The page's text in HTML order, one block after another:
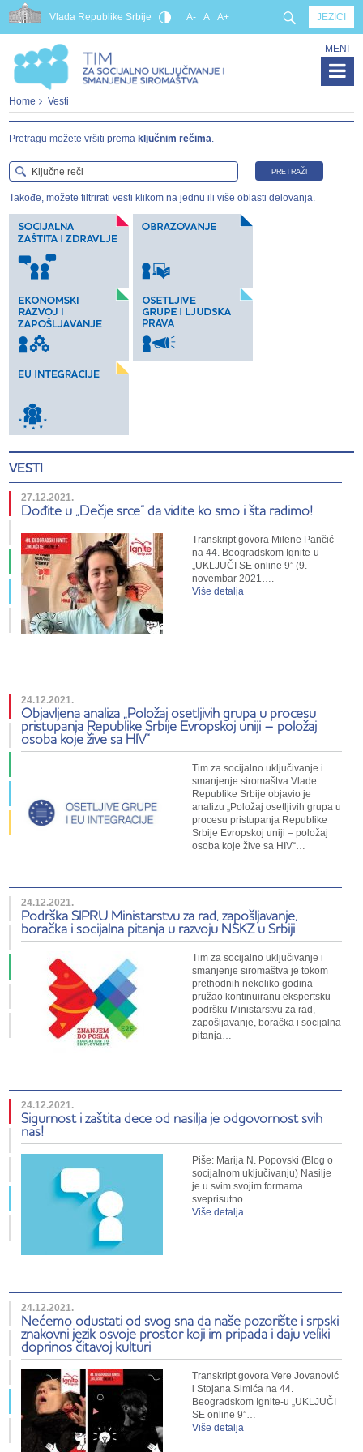
Vlada Republike Srbije JEZICI
A- A A+
MENI
Home Vesti
Pretragu možete vršiti premaključnim rečima
PRETRAŽI
Takođe, možete filtrirati vesti klikom na jednu ili više oblasti delovanja.
VESTI
27.12.2021.
Dođite u „Dečje srce“ da vidite ko smo i šta radimo!
Transkript govora Milene Pančić
na 44. Beogradskom Ignite-u
„UKLJUČI SE online 9” (9.
novembar 2021….
Više detalja
24.12.2021.
Objavljena analiza „Položaj osetljivih grupa u procesu
pristupanja Republike Srbije Evropskoj uniji – položaj
osoba koje žive sa HIV“
Tim za socijalno uključivanje i
smanjenje siromaštva Vlade
Republike Srbije objavio je
analizu „Položaj osetljivih grupa u
procesu pristupanja Republike
Srbije Evropskoj uniji – položaj
osoba koje žive sa HIV“…
24.12.2021.
Podrška SIPRU Ministarstvu za rad, zapošljavanje,
boračka i socijalna pitanja u razvoju NSKZ u Srbiji
Tim za socijalno uključivanje i
smanjenje siromaštva je tokom
prethodnih nekoliko godina
pružao kontinuiranu ekspertsku
podršku Ministarstvu za rad,
zapošljavanje, boračka i socijalna
pitanja…
24.12.2021.
Sigurnost i zaštita dece od nasilja je odgovornost svih
nas!
Piše: Marija N. Popovski (Blog o
socijalnom uključivanju) Nasilje
je u svim svojim formama
sveprisutno…
Više detalja
24.12.2021.
Nećemo odustati od svog sna da naše pozorište i srpski
znakovni jezik osvoje prostor koji im pripada i daju veliki
doprinos čitavoj kulturi
Transkript govora Vere Jovanović
i Stojana Simića na 44.
Beogradskom Ignite-u „UKLJUČI
SE online 9”…
Više detalja